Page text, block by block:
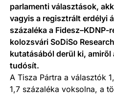
parlamenti választások,
vagyis a regisztrált erdélyi
százaléka a Fidesz–KDNP-
kolozsvári SoDiSo
kutatásából derül ki, amiről
tudósít.
A Tisza Pártra a választók
1,7 százaléka voksolna, a